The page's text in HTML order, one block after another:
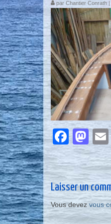
par Chantier Conrath |
Laisser un
Vous devez vous